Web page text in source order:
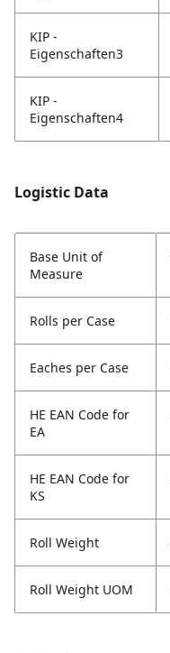
KIP -
Eigenschaften3
KIP -
Eigenschaften4
Logistic Data
Base Unit of
Measure
Rolls per Case
Eaches per Case
HE EAN Code for
EA
HE EAN Code for
KS
Roll Weight
Roll Weight UOM